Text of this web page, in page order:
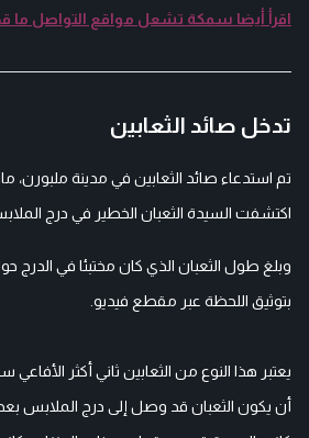
اقرأ أيضا سمكة تشعل مواقع التواصل ما
تدخل صائد الثعابين
تم استدعاء صائد الثعابين في مدينة ملبورن،
اكتشفت السيدة الثعبان الخطير في درج
بتوثيق اللحظة عبر مقطع فيديو.
يعتبر هذا النوع من الثعابين ثاني أكثر الأفاعي
أن يكون الثعبان قد وصل إلى درج الملابس